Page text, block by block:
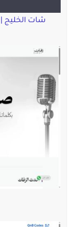
شات الخليج